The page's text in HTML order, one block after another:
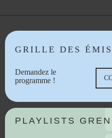
GRILLE DES
Demandez le
programme !
PLAYLISTS